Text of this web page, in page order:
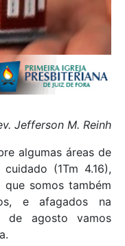
Jefferson M. Reinh
algumas áreas de
(1Tm 4.16),
somos também
e afagados na
de agosto vamos